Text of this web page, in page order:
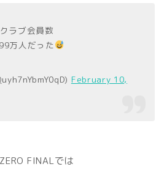
ラブ会員数
万人だった
February 10,
FINALでは